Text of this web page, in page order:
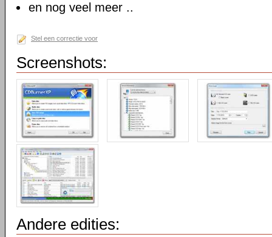
en nog veel meer ..
Stel een correctie voor
Screenshots:
Andere edities: